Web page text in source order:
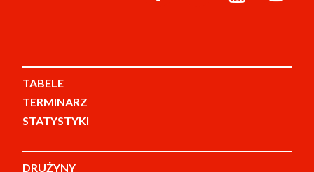
TABELE
TERMINARZ
STATYSTYKI
DRUŻYNY